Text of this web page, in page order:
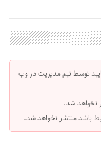
توسط تیم مدیریت در وب
نخواهد شد.
باشد منتشر نخواهد شد.